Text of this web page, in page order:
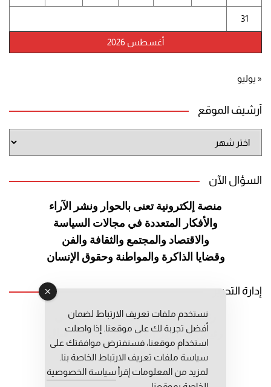
أغسطس 2026
31
« يوليو
أرشيف الموقع
الموقع
السؤال الآن
منصة إلكترونية تعنى بالحوار ونشر الآراء
والأفكار المتعددة في مجالات السياسة
والاقتصاد والمجتمع والثقافة والفن
وقضايا الذاكرة والمواطنة وحقوق الإنسان
إدارة التحرير
رئيس التحرير: عبد الرحيم التوراني
رئيس التحرير المساعد: المعطي قبال
مديرة التحرير: فاطمة حوحو
نستخدم ملفات تعريف الارتباط لضمان
أفضل تجربة لك على موقعنا. إذا واصلت
استخدام موقعنا، فسنفترض موافقتك على
سياسة ملفات تعريف الارتباط الخاصة بنا.
لمزيد من المعلومات إقرأ سياسة الخصوصية